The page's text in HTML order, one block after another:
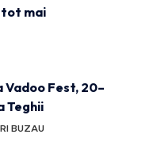
tot mai
Vadoo Fest, 20–
Teghii
BUZAU